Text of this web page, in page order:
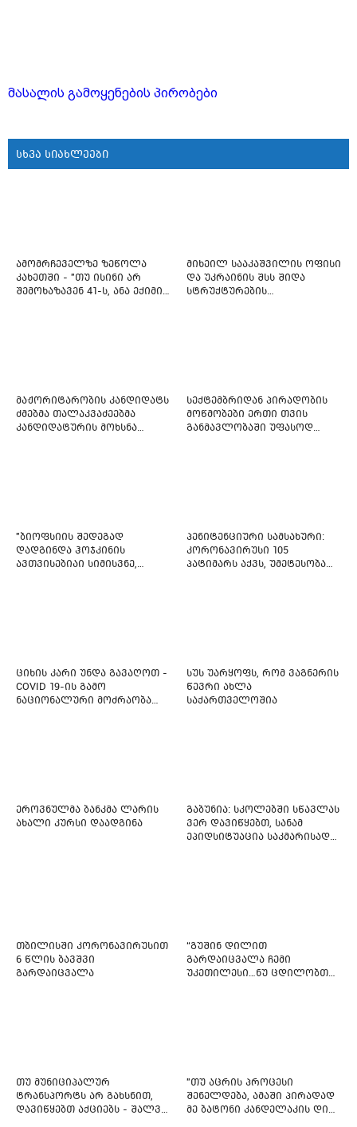
მასალის გამოყენების პირობები
სხვა სიახლეები
ამომრჩეველზე ზეწოლა
კახეთში - "თუ ისინი არ
შემოხაზავენ 41-ს, ანა ექიმის
მიხეილ სააკაშვილის ოფისი
და უკრაინის შსს შიდა
სტრუქტურების
მაჟორიტარობის კანდიდატს
ძმებმა თალაკვაძეებმა
კანდიდატურის მოხსნა
სექტემბრიდან პირადობის
მოწმობები ერთი თვის
განმავლობაში უფასოდ
"ბიოფსიის შედეგად
დადგინდა ჰოჯკინის
ავთვისებიაი სიმისვნე,
პენიტენციური სამსახური:
კორონავირუსი 105
პატიმარს აქვს, უმეტესობა
ციხის კარი უნდა გავაღოთ -
COVID 19-ის გამო
ნაციონალური მოძრაობა
სუს უარყოფს, რომ ვაგნერის
წევრი ახლა
საქართველოშია
ეროვნულმა ბანკმა ლარის
ახალი კურსი დაადგინა
გაბუნია: სკოლებში სწავლას
ვერ დავიწყებთ, სანამ
ეპიდსიტუაცია საკმარისად
თბილისში კორონავირუსით
6 წლის ბავშვი
გარდაიცვალა
“გუშინ დილით
გარდაიცვალა ჩემი
უკეთილესი…ნუ ცდილობთ
თუ მუნიციპალურ
ტრანსპორტს არ გახსნით,
დავიწყებთ აქციებს - შალვა
"თუ აცრის პროცესი
შენელდება, ამაში პირადად
მე ბატონი კანდელაკის დიდ